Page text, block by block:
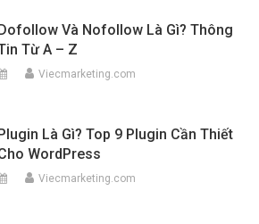
Dofollow Và Nofollow Là Gì? Thông
Từ A – Z
Viecmarketing.com
Là Gì? Top 9 Plugin Cần Thiết
WordPress
Viecmarketing.com